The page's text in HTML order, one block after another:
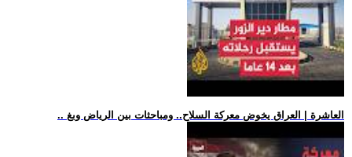
.. العاشرة | العراق يخوض معركة السلاح.. ومباحثات بين الرياض وبغ